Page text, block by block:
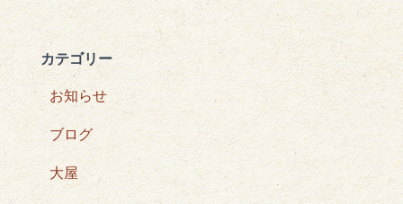
:
カテゴリー
お知らせ
ブログ
大屋